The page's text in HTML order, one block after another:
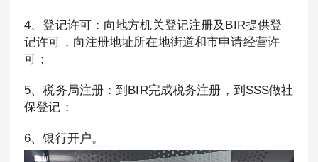
4、登记许可：向地方机关登记注册及BIR提供登
记许可，向注册地址所在地街道和市申请经营许
可；
5、税务局注册：到BIR完成税务注册，到SSS做社
保登记；
6、银行开户。